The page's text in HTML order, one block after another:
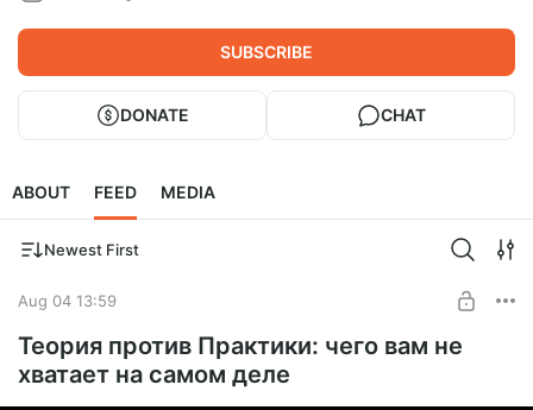
SUBSCRIBE
DONATE CHAT
ABOUT FEED MEDIA
Newest First
Aug 04 13:59
Теория против Практики: чего вам не
хватает на самом деле